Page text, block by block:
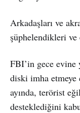
Arkadaşları ve
şüphelendikleri
FBI’in gece evine
diski imha etmeye
ayında, terörist
desteklediğini